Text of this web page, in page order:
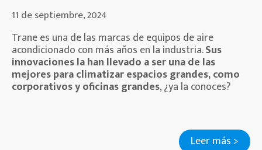
11 de septiembre, 2024
Trane es una de las marcas de equipos de aire
acondicionado con más años en la industria.Sus
innovaciones la han llevado a ser una de las
mejores para climatizar espacios grandes, como
corporativos y oficinas grandes, ¿ya la conoces?
Leer más >